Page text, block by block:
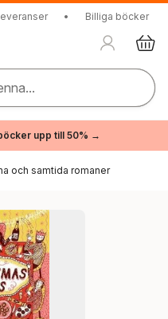
• Billiga böcker
upp till 50% →
och samtida romaner